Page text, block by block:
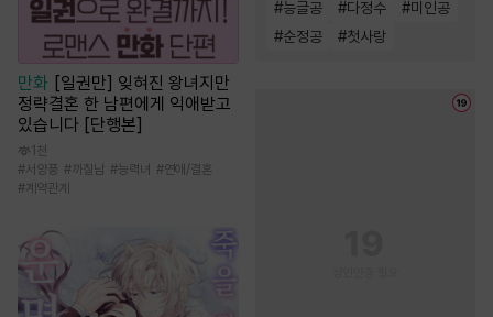
만화 [일권만] 잊혀진 왕녀지만
정략결혼 한 남편에게 익애받고
있습니다 [단행본]
1천
#서양풍 #까칠남 #능력녀 #연애/결혼
# 계약관계
#능글공 #다정수 #미인공
#순정공 #첫사랑